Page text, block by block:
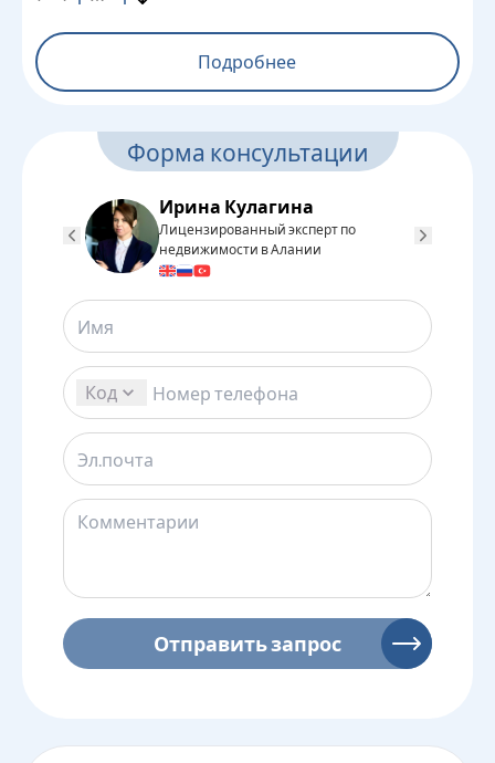
Подробнее
Форма консультации
Ирина Кулагина
Лицензированный эксперт по
недвижимости в Алании
Код
Отправить запрос